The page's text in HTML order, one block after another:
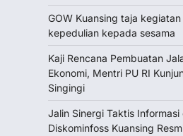
GOW Kuansing taja
kepedulian kepada sesama
Kaji Rencana Pembuatan
Ekonomi, Mentri PU RI
Singingi
Jalin Sinergi Taktis Informasi
Diskominfoss Kuansing